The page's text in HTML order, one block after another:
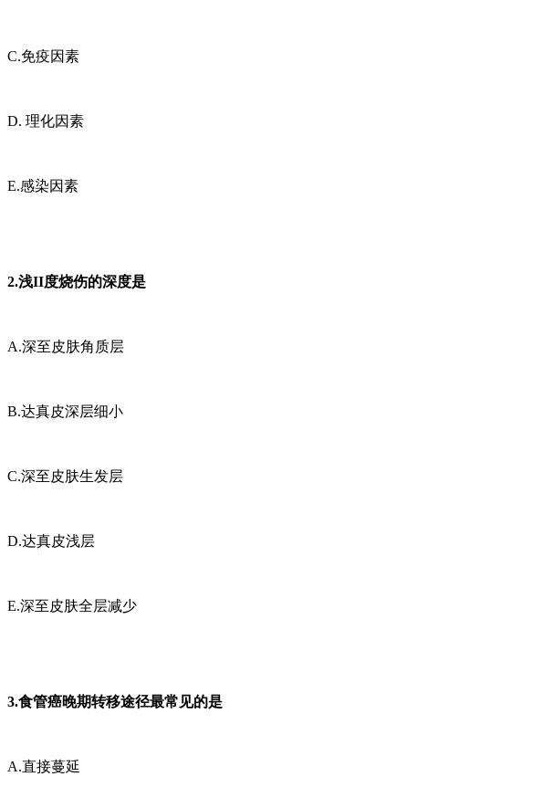
C.免疫因素
D. 理化因素
E.感染因素
2.浅II度烧伤的深度是
A.深至皮肤角质层
B.达真皮深层细小
C.深至皮肤生发层
D.达真皮浅层
E.深至皮肤全层减少
3.食管癌晚期转移途径最常见的是
A.直接蔓延